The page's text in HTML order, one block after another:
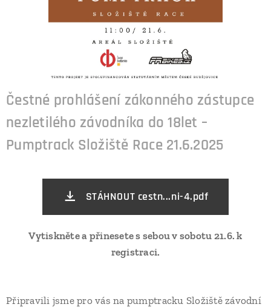
Čestné prohlášení zákonného zástupce
nezletilého závodníka do 18let –
Pumptrack Složiště Race 21.6.2025
STÁHNOUT cestn...ni-4.pdf
Vytiskněte a přinesete s sebou v sobotu 21.6. k
registraci.
Připravili jsme pro vás na pumptracku Složiště závodní